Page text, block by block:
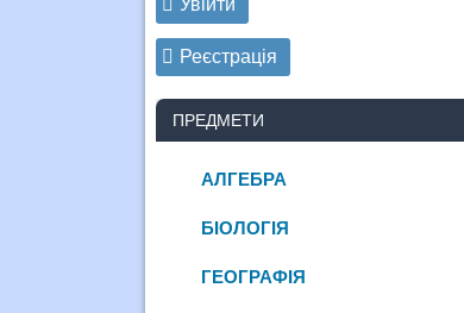
Реєстрація
ПРЕДМЕТИ
АЛГЕБРА
БІОЛОГІЯ
ГЕОГРАФІЯ